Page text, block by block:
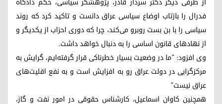
فدرال را بازتاب اوضاع سیاسی عراق دانست و تاکید کرد که روند
سیاسی را با بن بست روبرو می‌کند، چرا که دوری احزاب از یکدیگر و
از نهادهای قانون اساسی را به دنبال خواهد داشت.
وی افزود: "ما در وضعیت بسیار خطرناکی قرار گرفته‌ایم، گرایش به
مرکزگرایی در دولت عراق رو به افزایش است و به نفع اقلیت‌های
عراق نیست"
همچنین کاوان اسماعیل، کارشناس حقوقی در امور نفت و گاز،